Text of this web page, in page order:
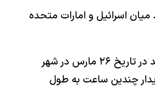
اسرائیل و امارات متحده
یک منبع آگاه از این دیدار گفت که نتانیاهو و شیخ محمد بن زاید در تاریخ ۲۶ مارس در شهر
چندین ساعت به طول